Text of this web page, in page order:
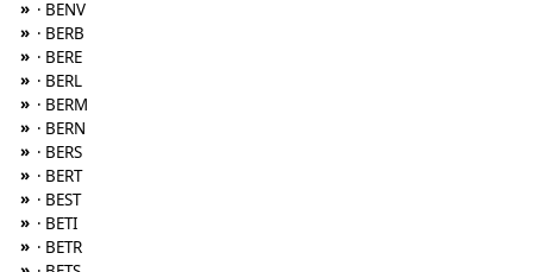
» · BENV
» · BERB
» · BERE
» · BERL
» · BERM
» · BERN
» · BERS
» · BERT
» · BEST
» · BETI
» · BETR